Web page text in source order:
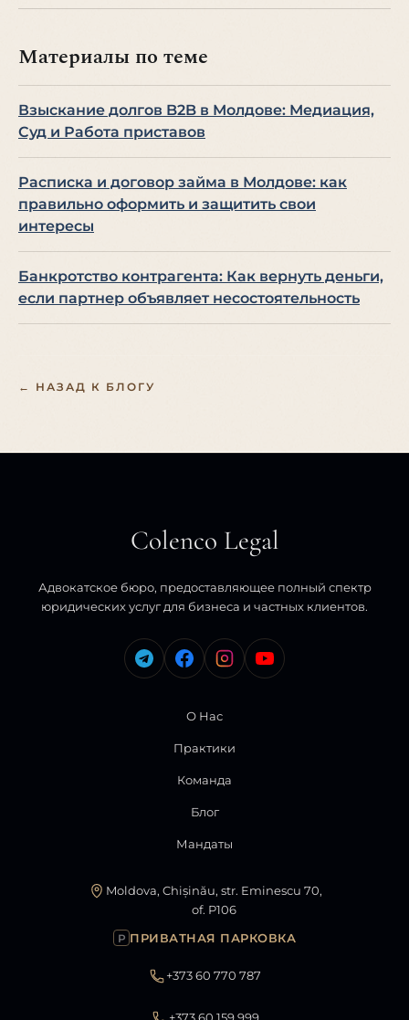
Материалы по теме
Взыскание долгов B2B в Молдове: Медиация,
Суд и Работа приставов
Расписка и договор займа в Молдове: как
правильно оформить и защитить свои
интересы
Банкротство контрагента: Как вернуть деньги,
если партнер объявляет несостоятельность
← НАЗАД К БЛОГУ
Colenco Legal
Адвокатское бюро, предоставляющее полный спектр
юридических услуг для бизнеса и частных клиентов.
О Нас
Практики
Команда
Блог
Мандаты
Moldova, Chișinău, str. Eminescu 70,
of. P106
P ПРИВАТНАЯ ПАРКОВКА
+373 60 770 787
+373 60 159 999